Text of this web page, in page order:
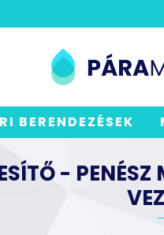
BERENDEZÉSEK
-